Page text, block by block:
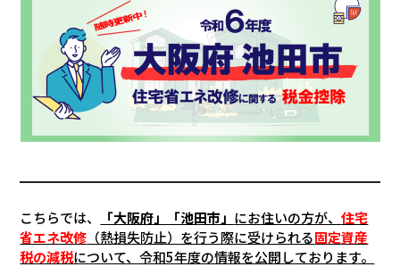
こちらでは、 「大阪府」「池田市」 にお住いの方が、住宅
省エネ改修 （熱損失防止）を行う際に受けられる固定資産
税の減税について、令和5年度の情報を公開しております。